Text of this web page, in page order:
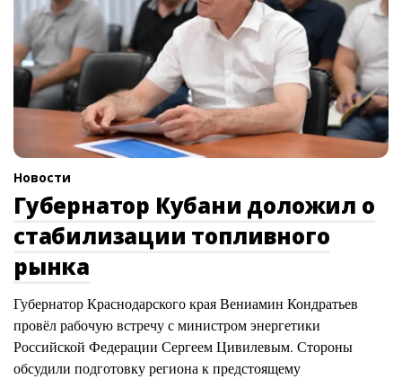
Новости
Губернатор Кубани доложил о
стабилизации топливного
рынка
Губернатор Краснодарского края Вениамин Кондратьев
провёл рабочую встречу с министром энергетики
Российской Федерации Сергеем Цивилевым. Стороны
обсудили подготовку региона к предстоящему